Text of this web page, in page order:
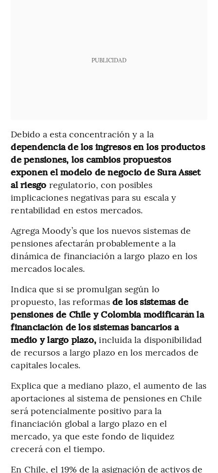
PUBLICIDAD
Debido a esta concentración y a la
dependencia de los ingresos en los productos
de pensiones, los cambios propuestos
exponen el modelo de negocio de Sura Asset
al riesgo regulatorio, con posibles
implicaciones negativas para su escala y
rentabilidad en estos mercados.
Agrega Moody’s que los nuevos sistemas de
pensiones afectarán probablemente a la
dinámica de financiación a largo plazo en los
mercados locales.
Indica que si se promulgan según lo
propuesto, las reformas de los sistemas de
pensiones de Chile y Colombia modificarán la
financiación de los sistemas bancarios a
medio y largo plazo,incluida la disponibilidad
de recursos a largo plazo en los mercados de
capitales locales.
Explica que a mediano plazo, el aumento de las
aportaciones al sistema de pensiones en Chile
será potencialmente positivo para la
financiación global a largo plazo en el
mercado, ya que este fondo de liquidez
crecerá con el tiempo.
En Chile, el 19% de la asignación de activos de